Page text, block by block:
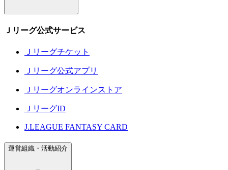
Ｊリーグ公式サービス
Ｊリーグチケット
Ｊリーグ公式アプリ
Ｊリーグオンラインストア
ＪリーグID
J.LEAGUE FANTASY CARD
運営組織・活動紹介